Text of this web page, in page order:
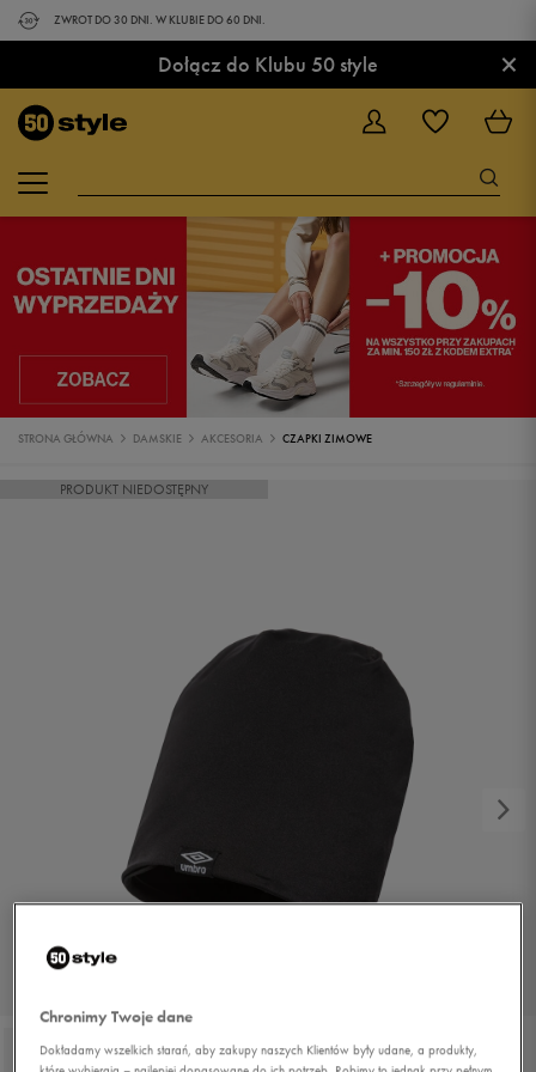
ZWROT DO 30 DNI. W KLUBIE DO 60 DNI.
Dołącz do Klubu 50 style ×
STRONA GŁÓWNA DAMSKIE AKCESORIA CZAPKI ZIMOWE
PRODUKT NIEDOSTĘPNY
Chronimy Twoje dane
Dokładamy wszelkich starań, aby zakupy naszych Klientów były udane, a produkty,